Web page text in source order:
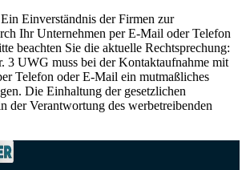
Ein Einverständnis der Firmen zur
Ihr Unternehmen per E-Mail oder Telefon
beachten Sie die aktuelle Rechtsprechung:
3 UWG muss bei der Kontaktaufnahme mit
Telefon oder E-Mail ein mutmaßliches
Die Einhaltung der gesetzlichen
der Verantwortung des werbetreibenden